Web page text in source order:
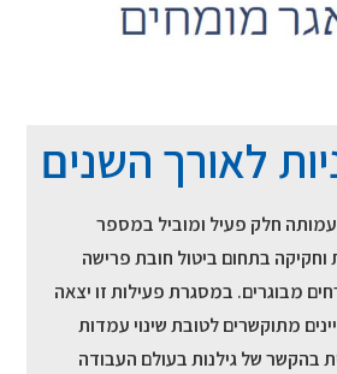
לאורך השנים
חלק פעיל ומוביל במספר
וחקיקה בתחום ביטול חובת פרישה
מבוגרים. במסגרת פעילות זו יצאה
מתוקשרים לטובת שינוי עמדות
בהקשר של גילנות בעולם העבודה